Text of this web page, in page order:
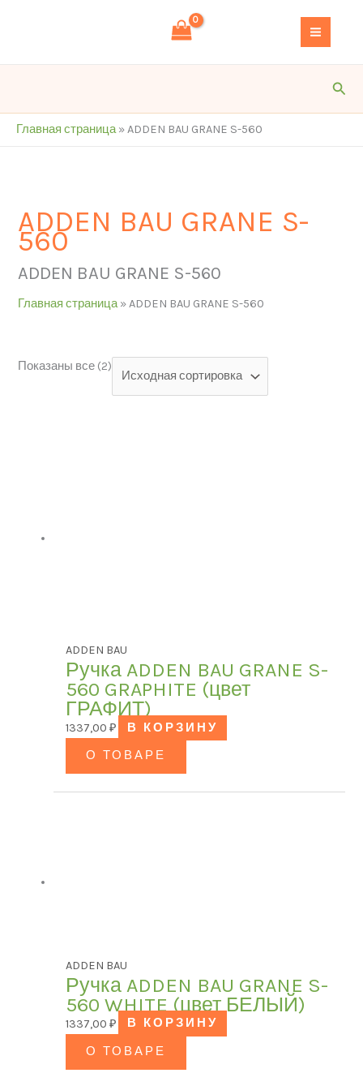
Главная страница»ADDEN BAU GRANE S-560
h
ADDEN BAU GRANE S-
560
ADDEN BAU GRANE S-560
Главная страница»ADDEN BAU GRANE S-560
Категории товаров
В продаже(0)
Текстовый поиск
Показаны все (2)
ADDEN BAU
Ручка ADDEN BAU GRANE S-
560 GRAPHITE (цвет
ГРАФИТ)
1337,00 ₽
В КОРЗИНУ
О ТОВАРЕ
ADDEN BAU
Ручка ADDEN BAU GRANE S-
560 WHITE (цвет БЕЛЫЙ)
1337,00 ₽
В КОРЗИНУ
О ТОВАРЕ